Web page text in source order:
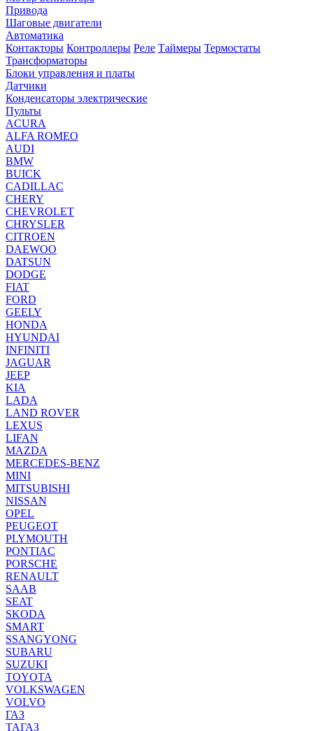
Привода
Шаговые двигатели
Автоматика
Контакторы Контроллеры Реле Таймеры Термостаты
Трансформаторы
Блоки управления и платы
Датчики
Конденсаторы электрические
Пульты
ACURA
ALFA ROMEO
AUDI
BMW
BUICK
CADILLAC
CHERY
CHEVROLET
CHRYSLER
CITROEN
DAEWOO
DATSUN
DODGE
FIAT
FORD
GEELY
HONDA
HYUNDAI
INFINITI
JAGUAR
JEEP
KIA
LADA
LAND ROVER
LEXUS
LIFAN
MAZDA
MERCEDES-BENZ
MINI
MITSUBISHI
NISSAN
OPEL
PEUGEOT
PLYMOUTH
PONTIAC
PORSCHE
RENAULT
SAAB
SEAT
SKODA
SMART
SSANGYONG
SUBARU
SUZUKI
TOYOTA
VOLKSWAGEN
VOLVO
ГАЗ
ТАГАЗ